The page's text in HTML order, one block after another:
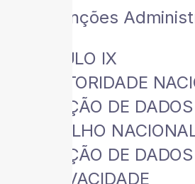
Das Sanções
CAPÍTULO IX
DA AUTORIDADE
PROTEÇÃO DE
CONSELHO
PROTEÇÃO DE
DA PRIVACIDADE